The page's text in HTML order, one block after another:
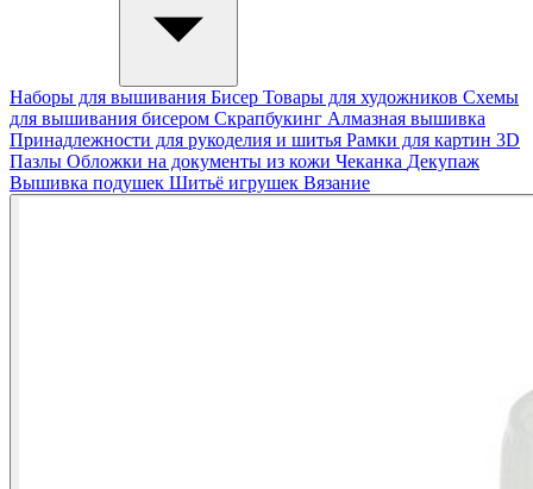
Наборы для вышивания Бисер Товары для художников Схемы
для вышивания бисером Скрапбукинг Алмазная вышивка
Принадлежности для рукоделия и шитья Рамки для картин 3D
Пазлы Обложки на документы из кожи Чеканка Декупаж
Вышивка подушек Шитьё игрушек Вязание